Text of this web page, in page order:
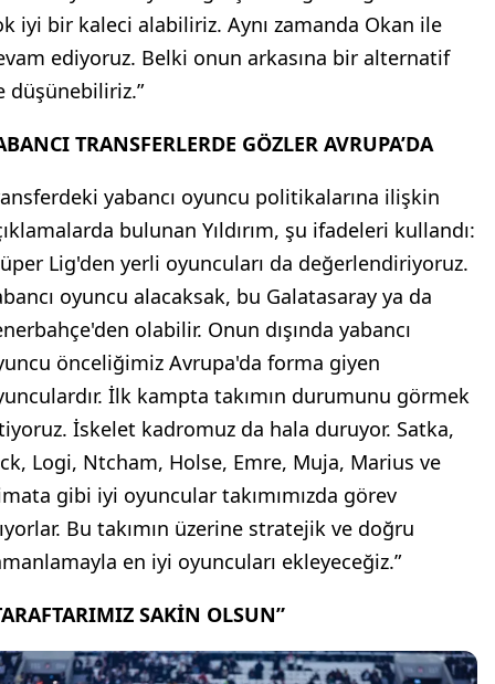
iyi bir kaleci alabiliriz. Aynı zamanda Okan ile
ediyoruz. Belki onun arkasına bir alternatif
düşünebiliriz.”
TRANSFERLERDE GÖZLER AVRUPA’DA
yabancı oyuncu politikalarına ilişkin
bulunan Yıldırım, şu ifadeleri kullandı:
Lig'den yerli oyuncuları da değerlendiriyoruz.
oyuncu alacaksak, bu Galatasaray ya da
olabilir. Onun dışında yabancı
önceliğimiz Avrupa'da forma giyen
İlk kampta takımın durumunu görmek
İskelet kadromuz da hala duruyor. Satka,
Logi, Ntcham, Holse, Emre, Muja, Marius ve
gibi iyi oyuncular takımımızda görev
Bu takımın üzerine stratejik ve doğru
en iyi oyuncuları ekleyeceğiz.”
SAKİN OLSUN”